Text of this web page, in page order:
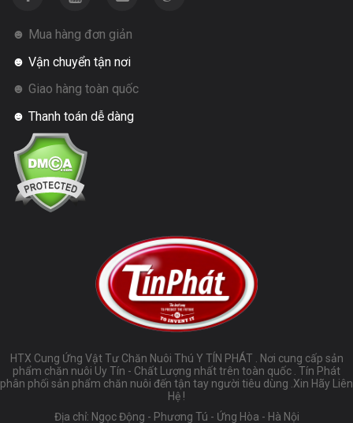
☻ Mua hàng đơn giản
☻ Vận chuyển tận nơi
☻ Giao hàng toàn quốc
☻ Thanh toán dễ dàng
HTX Cung Ứng Vật Tư Chăn Nuôi Thú Y TÍN PHÁT . Nơi cung cấp sản
phẩm chăn nuôi Uy Tín - Chất Lượng nhất trên toàn quốc . Tín Phát
phân phối sản phẩm chăn nuôi đến tận tay người tiêu dùng .Xin Hãy Liên
Hệ !
Địa chỉ: Ngọc Động - Phương Tú - Ứng Hòa - Hà Nội